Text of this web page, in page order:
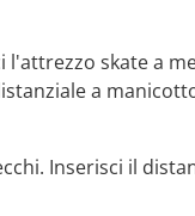
l'attrezzo skate a
a
Inserisci il